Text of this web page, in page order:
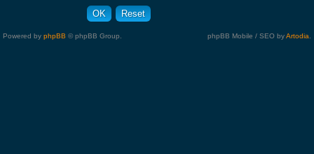
Powered by phpBB © phpBB Group. phpBB Mobile / SEO byArtodia